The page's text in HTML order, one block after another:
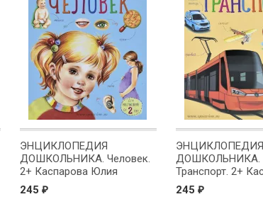
ЭНЦИКЛОПЕДИЯ
ДОШКОЛЬНИКА. Человек.
2+ Каспарова Юлия
Вадимовна
245 ₽
ЭНЦИКЛОПЕДИЯ
ДОШКОЛЬНИКА.
Транспорт. 2+
Юлия Вадимовна
245 ₽